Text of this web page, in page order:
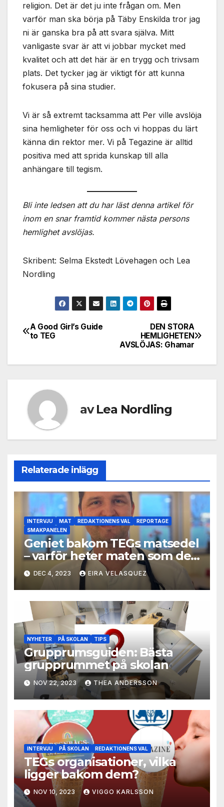
religion. Det är det ju inte frågan om. Men
varför man ska börja på Täby Enskilda tror jag
ni är ganska bra på att svara själva. Mitt
vanligaste svar är att vi jobbar mycket med
kvalitet och att det här är en trygg och trivsam
plats. Det tycker jag är viktigt för att kunna
fokusera på sina studier.
Vi är så extremt tacksamma att Per ville avslöja
sina hemligheter för oss och vi hoppas du lärt
känna din rektor mer. Vi på Tegazine är alltid
positiva med att sprida kunskap till alla
anhängare till tegism.
Bli inte ledsen att du har läst denna artikel för
inom en snar framtid kommer nästa persons
hemlighet avslöjas.
Skribent: Selma Ekstedt Lövehagen och Lea
Nordling
InläggsnavigeringDEN STORA
HEMLIGHETEN
AVSLÖJAS: Ghamar
A Good Girl’s Guide
to TEG
avLea Nordling
Relaterade inlägg
INTERVJU MAT REDAKTIONENS VAL
REPORTAGE
SMAKPANELEN
Geniet bakom TEGs matsedel
– varför heter maten som den
gör?
DEC 4, 2023 EIRA VELASQUEZ
NYHETER PÅ SKOLAN TIPS
Grupprumsguiden: Bästa
grupprummet på skolan
NOV 22, 2023 THEA ANDERSSON
INTERVJU PÅ SKOLAN REDAKTIONENS VAL
TEGs organisationer, vilka
ligger bakom dem?
NOV 10, 2023 VIGGO KARLSSON